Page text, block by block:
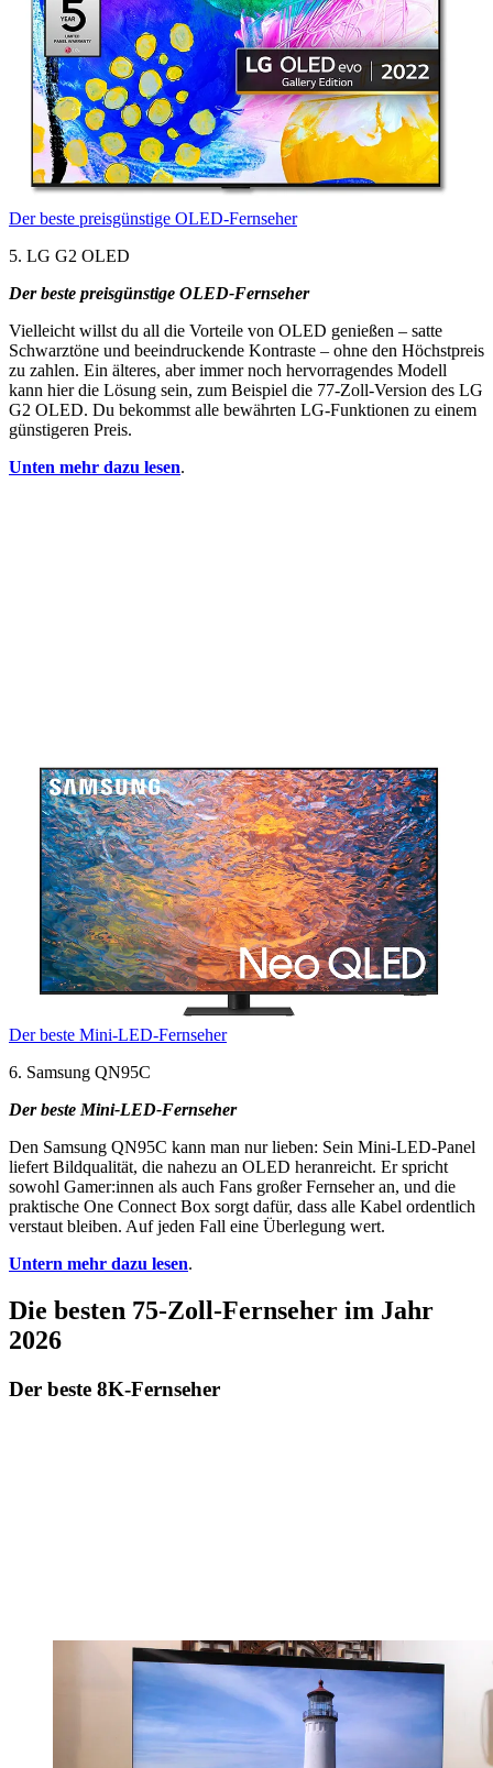
Der beste preisgünstige OLED-Fernseher
5. LG G2 OLED
Der beste preisgünstige OLED-Fernseher
Vielleicht willst du all die Vorteile von OLED genießen – satte
Schwarztöne und beeindruckende Kontraste – ohne den Höchstpreis
zu zahlen. Ein älteres, aber immer noch hervorragendes Modell
kann hier die Lösung sein, zum Beispiel die 77-Zoll-Version des LG
G2 OLED. Du bekommst alle bewährten LG-Funktionen zu einem
günstigeren Preis.
Unten mehr dazu lesen.
Der beste Mini-LED-Fernseher
6. Samsung QN95C
Der beste Mini-LED-Fernseher
Den Samsung QN95C kann man nur lieben: Sein Mini-LED-Panel
liefert Bildqualität, die nahezu an OLED heranreicht. Er spricht
sowohl Gamer:innen als auch Fans großer Fernseher an, und die
praktische One Connect Box sorgt dafür, dass alle Kabel ordentlich
verstaut bleiben. Auf jeden Fall eine Überlegung wert.
Untern mehr dazu lesen.
Die besten 75-Zoll-Fernseher im Jahr
2026
Der beste 8K-Fernseher